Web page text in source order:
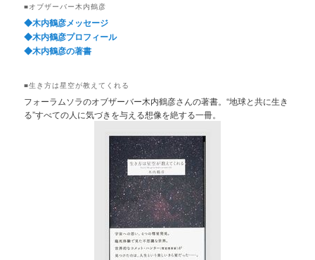
■オブザーバー木内鶴彦
◆木内鶴彦メッセージ
◆木内鶴彦プロフィール
◆木内鶴彦の著書
■生き方は星空が教えてくれる
フォーラムソラのオブザーバー木内鶴彦さんの著書。“地球と共に生き
る”すべての人に気づきを与える想像を絶する一冊。